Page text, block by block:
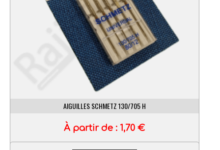
AIGUILLES SCHMETZ 130/705 H
À partir de : 1,70€